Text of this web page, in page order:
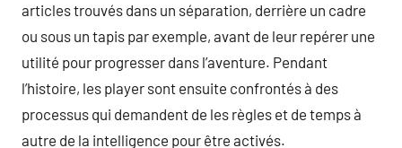
articles trouvés dans un séparation, derrière un cadre
ou sous un tapis par exemple, avant de leur repérer une
utilité pour progresser dans l’aventure. Pendant
l’histoire, les player sont ensuite confrontés à des
processus qui demandent de les règles et de temps à
autre de la intelligence pour être activés.